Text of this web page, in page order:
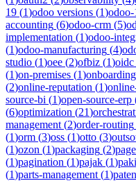
19 (1)odoo versions (1)odoo-
accounting (6)odoo-crm (5)
implementation (1)odoo-
(1)odoo-manufacturing (4)
studio (1)oee (2)ofbiz (1)oidc
(1)on-premises (1)onboarding
(2)online-reputation (1)
source-bi (1)open-source-erp
(6)optimization (21)
management (2)order-routing
(1)orm (3)oss (1)otto (3)
(1)ozon (1)packaging (2)
(1)pagination (1)pajak (1)
(1)parts-management (1)